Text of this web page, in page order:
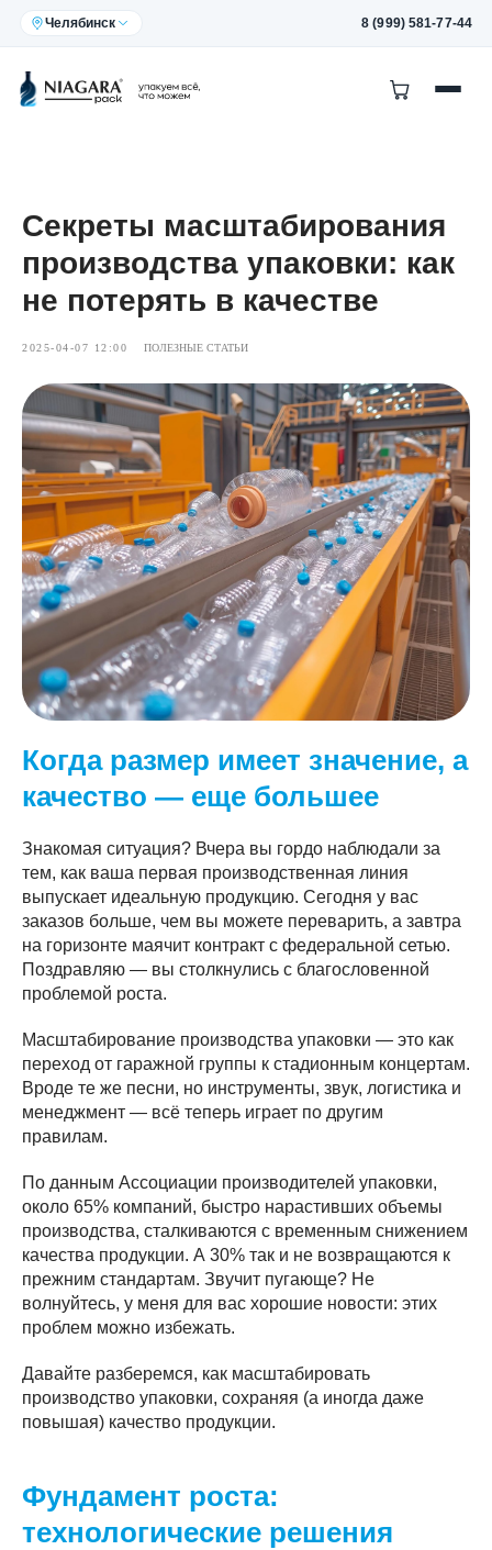
Челябинск 8 (999) 581-77-44
Секреты масштабирования
производства упаковки: как
не потерять в качестве
2025-04-07 12:00 ПОЛЕЗНЫЕ СТАТЬИ
Когда размер имеет значение, а
качество — еще большее
Знакомая ситуация? Вчера вы гордо наблюдали за
тем, как ваша первая производственная линия
выпускает идеальную продукцию. Сегодня у вас
заказов больше, чем вы можете переварить, а завтра
на горизонте маячит контракт с федеральной сетью.
Поздравляю — вы столкнулись с благословенной
проблемой роста.
Масштабирование производства упаковки — это как
переход от гаражной группы к стадионным концертам.
Вроде те же песни, но инструменты, звук, логистика и
менеджмент — всё теперь играет по другим
правилам.
По данным Ассоциации производителей упаковки,
около 65% компаний, быстро нарастивших объемы
производства, сталкиваются с временным снижением
качества продукции. А 30% так и не возвращаются к
прежним стандартам. Звучит пугающе? Не
волнуйтесь, у меня для вас хорошие новости: этих
проблем можно избежать.
Давайте разберемся, как масштабировать
производство упаковки, сохраняя (а иногда даже
повышая) качество продукции.
Фундамент роста:
технологические решения